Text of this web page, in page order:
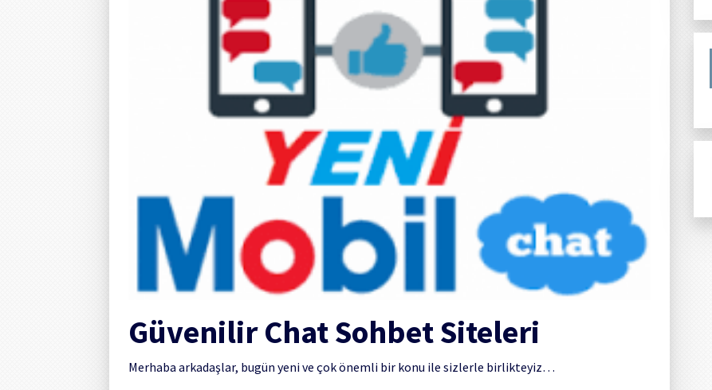
Güvenilir Chat Sohbet Siteleri
Merhaba arkadaşlar, bugün yeni ve çok önemli bir konu ile sizlerle birlikteyiz…